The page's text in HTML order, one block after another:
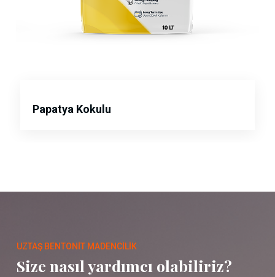
Papatya Kokulu
UZTAŞ BENTONIT MADENCILIK
Size nasıl yardımcı olabiliriz?